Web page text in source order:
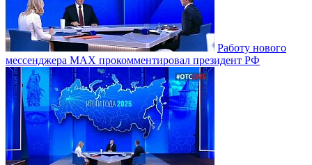
Работу нового
мессенджера MAX прокомментировал президент РФ